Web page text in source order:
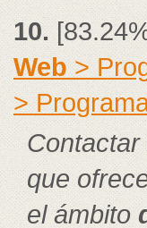
10.
Web>
>
que
el ámbito